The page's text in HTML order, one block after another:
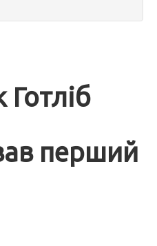
Готліб
перший